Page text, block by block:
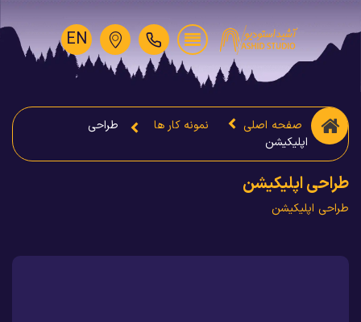
EN
صفحه اصلی نمونه کار ها
طراحی
اپلیکیشن
طراحی اپلیکیشن
طراحی اپلیکیشن